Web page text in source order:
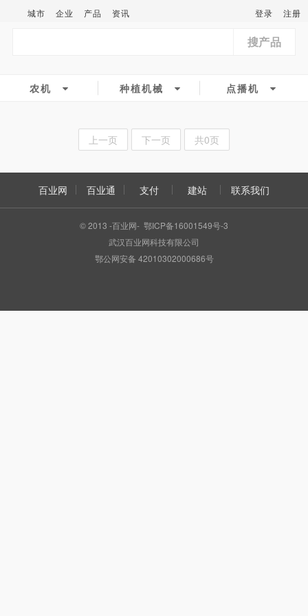
城市 企业 产品 资讯 登录 注册
搜产品
农机 种植机械 点播机
上一页 下一页 共0页
百业网 百业通 支付 建站 联系我们
© 2013 -百业网- 鄂ICP备16001549号-3
武汉百业网科技有限公司
鄂公网安备 42010302000686号